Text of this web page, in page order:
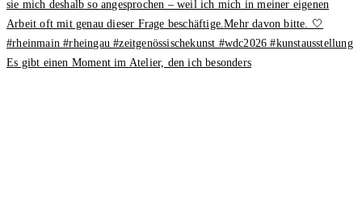
Es gibt einen Moment im Atelier, den ich besonders